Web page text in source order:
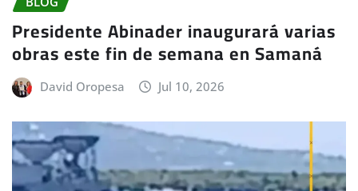
Presidente Abinader inaugurará varias
obras este fin de semana en Samaná
David Oropesa Jul 10, 2026